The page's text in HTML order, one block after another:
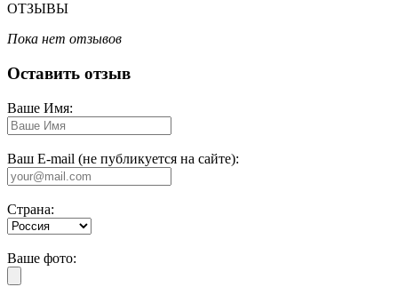
ОТЗЫВЫ
Пока нет отзывов
Оставить отзыв
Ваше Имя:
Ваш E-mail (не публикуется на сайте):
Страна:
Ваше фото: